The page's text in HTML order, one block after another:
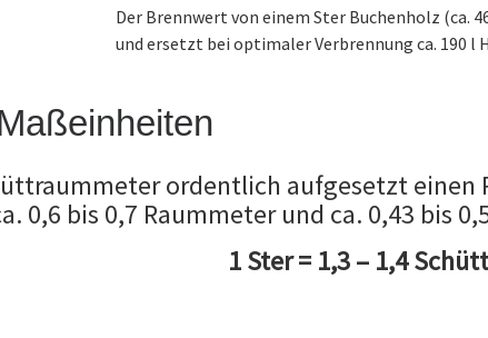
Der Brennwert von einem Ster Buchenholz (ca.
und ersetzt bei optimaler Verbrennung ca. 190 l
ordentlich aufgesetzt einen
bis 0,7 Raummeter und ca. 0,43 bis
1 Ster = 1,3 – 1,4